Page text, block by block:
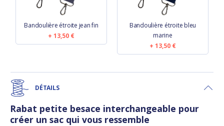
Bandoulière étroite jean fin
13,50 €
Bandoulière étroite bleu
marine
13,50 €
DÉTAILS
Rabat petite besace interchangeable pour
créer un sac qui vous ressemble